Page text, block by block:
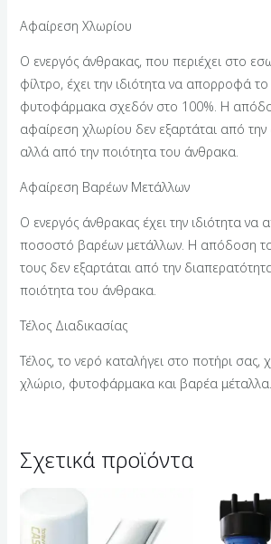
Αφαίρεση Χλωρίου
Ο ενεργός άνθρακας, που περιέχει στο
φίλτρο, έχει την ιδιότητα να απορροφά
φυτοφάρμακα σχεδόν στο 100%. Η
αφαίρεση χλωρίου δεν εξαρτάται από
αλλά από την ποιότητα του άνθρακα.
Αφαίρεση Βαρέων Μετάλλων
Ο ενεργός άνθρακας έχει την ιδιότητα
ποσοστό βαρέων μετάλλων. Η απόδοση
τους δεν εξαρτάται από την
ποιότητα του άνθρακα.
Τέλος Διαδικασίας
Τέλος, το νερό καταλήγει στο ποτήρι σας,
χλώριο, φυτοφάρμακα και βαρέα μέταλλα.
Σχετικά προϊόντα